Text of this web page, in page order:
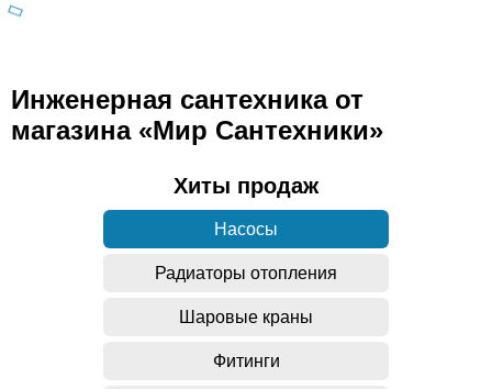
Инженерная сантехника от
магазина «Мир Сантехники»
Хиты продаж
Насосы
Радиаторы отопления
Шаровые краны
Фитинги